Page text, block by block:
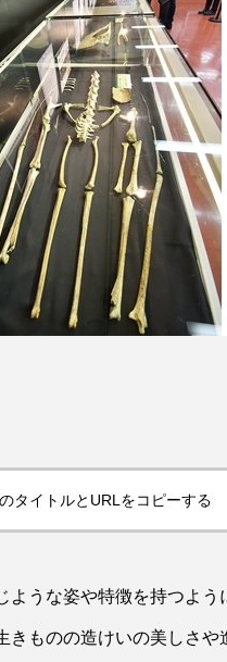
タイトルとURLをコピーする
うな姿や特徴を持つよう
きものの造けいの美しさや